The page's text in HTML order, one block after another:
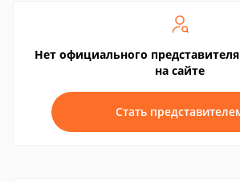
Нет официального
на сайте
Стать